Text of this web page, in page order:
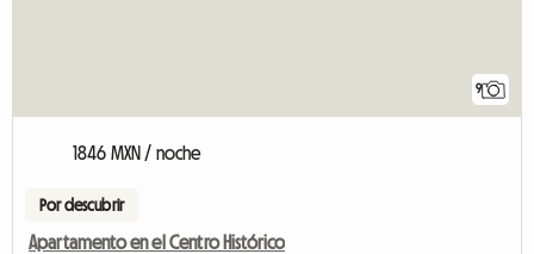
9
1846 MXN / noche
Por descubrir
Apartamento en el Centro Histórico